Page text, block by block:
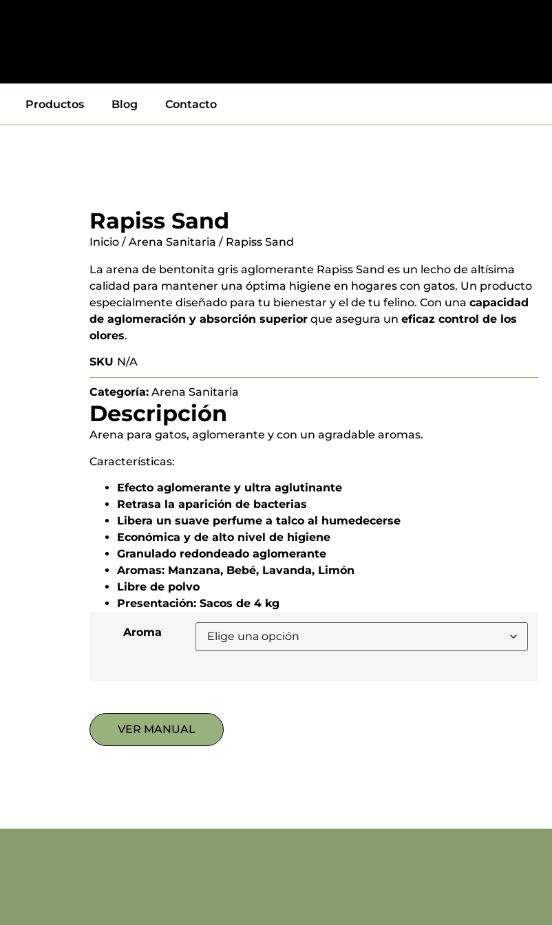
Productos Blog Contacto
Rapiss Sand
Inicio / Arena Sanitaria / Rapiss Sand
La arena de bentonita gris aglomerante Rapiss Sand es un lecho de altísima
calidad para mantener una óptima higiene en hogares con gatos. Un producto
especialmente diseñado para tu bienestar y el de tu felino. Con una capacidad
de aglomeración y absorción superior que asegura un eficaz control de los
olores.
SKU N/A
Categoría: Arena Sanitaria
Descripción
Arena para gatos, aglomerante y con un agradable aromas.
Características:
Efecto aglomerante y ultra aglutinante
Retrasa la aparición de bacterias
Libera un suave perfume a talco al humedecerse
Económica y de alto nivel de higiene
Granulado redondeado aglomerante
Aromas: Manzana, Bebé, Lavanda, Limón
Libre de polvo
Presentación: Sacos de 4 kg
Aroma
VER MANUAL